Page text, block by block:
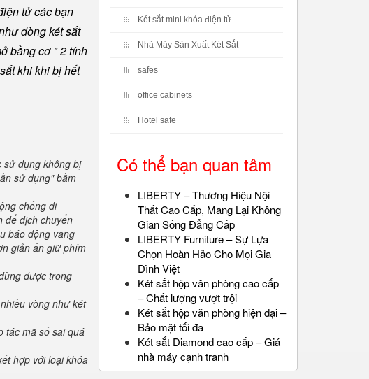
tử các bạn
dòng két sắt
bằng cơ " 2 tính
khi khi bị hết
sử dụng không bị
sử dụng" bầm
chống di
để dịch chuyển
báo động vang
giản ấn giữ phím
được trong
vòng như két
tác mã số sai quá
hợp với loại khóa
Két sắt mini khóa điện tử
Nhà Máy Sản Xuất Két Sắt
safes
office cabinets
Hotel safe
Có thể bạn quan tâm
LIBERTY – Thương Hiệu Nội
Thất Cao Cấp, Mang Lại Không
Gian Sống Đẳng Cấp
LIBERTY Furniture – Sự Lựa
Chọn Hoàn Hảo Cho Mọi Gia
Đình Việt
Két sắt hộp văn phòng cao cấp
– Chất lượng vượt trội
Két sắt hộp văn phòng hiện đại –
Bảo mật tối đa
Két sắt Diamond cao cấp – Giá
nhà máy cạnh tranh